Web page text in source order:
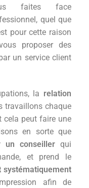
faites face
quel que
pour cette raison
proposer des
un service client
la relation
travaillons chaque
cela peut faire une
en sorte que
un conseiller qui
et prend le
afin de